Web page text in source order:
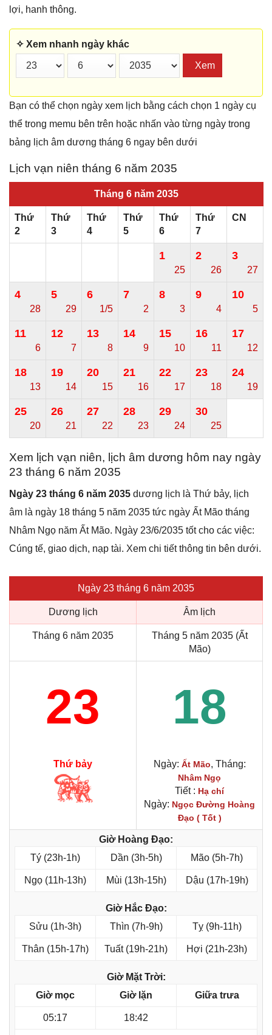
lợi, hanh thông.
✧ Xem nhanh ngày khác
Xem
Bạn có thể chọn ngày xem lịch bằng cách chọn 1 ngày cụ
thể trong memu bên trên hoặc nhấn vào từng ngày trong
bảng lịch âm dương tháng 6 ngay bên dưới
Lịch vạn niên tháng 6 năm 2035
Tháng 6 năm 2035
Thứ
2
Thứ
3
Thứ
4
Thứ
5
Thứ
6
Thứ
7
CN
1
25
2
26
3
27
4
28
5
29
6
1/5
7
2
8
3
9
4
10
5
11
6
12
7
13
8
14
9
15
10
16
11
17
12
18
13
19
14
20
15
21
16
22
17
23
18
24
19
25
20
26
21
27
22
28
23
29
24
30
25
Xem lịch vạn niên, lịch âm dương hôm nay ngày
23 tháng 6 năm 2035
Ngày 23 tháng 6 năm 2035 dương lịch là Thứ bảy, lịch
âm là ngày 18 tháng 5 năm 2035 tức ngày Ất Mão tháng
Nhâm Ngọ năm Ất Mão. Ngày 23/6/2035 tốt cho các việc:
Cúng tế, giao dịch, nạp tài. Xem chi tiết thông tin bên dưới.
Ngày 23 tháng 6 năm 2035
Dương lịch Âm lịch
Tháng 6 năm 2035
Tháng 5 năm 2035 (Ất
Mão)
23 18
Thứ bảy Ngày: Ất Mão, Tháng:
Nhâm Ngọ
Tiết : Hạ chí
Ngày: Ngọc Đường Hoàng
Đạo ( Tốt )
Giờ Hoàng Đạo:
Tý (23h-1h)
Dần (3h-5h) Mão (5h-7h)
Ngọ (11h-13h) Mùi (13h-15h) Dậu (17h-19h)
Giờ Hắc Đạo:
Sửu (1h-3h)
Thìn (7h-9h) Tỵ (9h-11h)
Thân (15h-17h) Tuất (19h-21h) Hợi (21h-23h)
Giờ Mặt Trời:
Giờ mọc
Giờ lặn Giữa trưa
05:17 18:42